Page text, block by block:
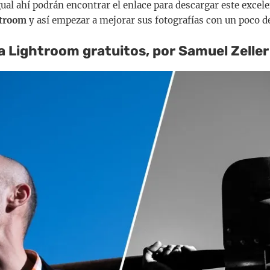
ahí podrán encontrar el enlace para descargar este
y así empezar a mejorar sus fotografías con un poco
Lightroom gratuitos, por Samuel Zeller